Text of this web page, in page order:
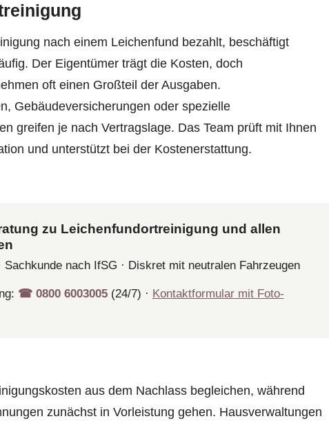
nach einem Leichenfund bezahlt, beschäftigt
Der Eigentümer trägt die Kosten, doch
oft einen Großteil der Ausgaben.
Gebäudeversicherungen oder spezielle
greifen je nach Vertragslage. Das Team prüft mit Ihnen
und unterstützt bei der Kostenerstattung.
zu Leichenfundortreinigung und allen
Sachkunde nach IfSG · Diskret mit neutralen Fahrzeugen
☎︎ 0800 6003005(24/7) · Kontaktformular mit Foto-
aus dem Nachlass begleichen, während
zunächst in Vorleistung gehen. Hausverwaltungen